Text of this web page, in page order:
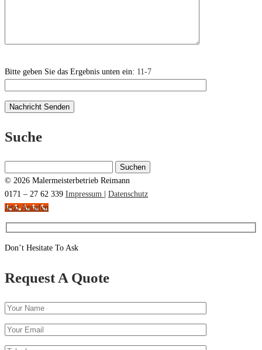
Bitte geben Sie das Ergebnis unten ein: 11-7
Suche
nach:
© 2026 Malermeisterbetrieb Reimann
0171 – 27 62 339 Impressum
Datenschutz
Jetzt Anrufen
Don’t Hesitate To Ask
Request A Quote